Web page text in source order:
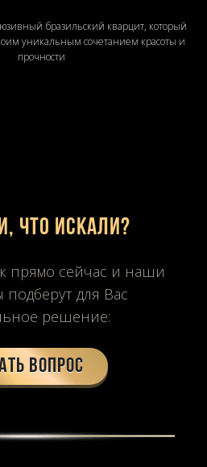
бразильский кварцит, который
уникальным сочетанием красоты и
прочности
что искали?
прямо сейчас и наши
для Вас
решение:
вопрос